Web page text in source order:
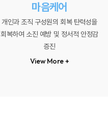
마음케어
개인과 조직 구성원의 회복 탄력성을
회복하여 소진 예방 및 정서적 안정감
증진
View More +